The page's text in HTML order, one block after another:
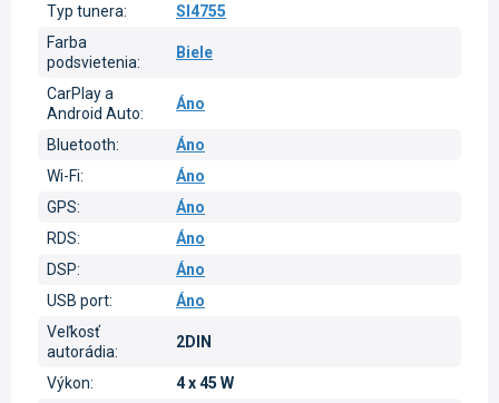
Typ tunera:
SI4755
Farba
podsvietenia:
Biele
CarPlay a
Android Auto:
Áno
Bluetooth:
Áno
Wi-Fi:
Áno
GPS:
Áno
RDS:
Áno
DSP:
Áno
USB port:
Áno
Veľkosť
autorádia:
2DIN
Výkon:
4 x 45 W